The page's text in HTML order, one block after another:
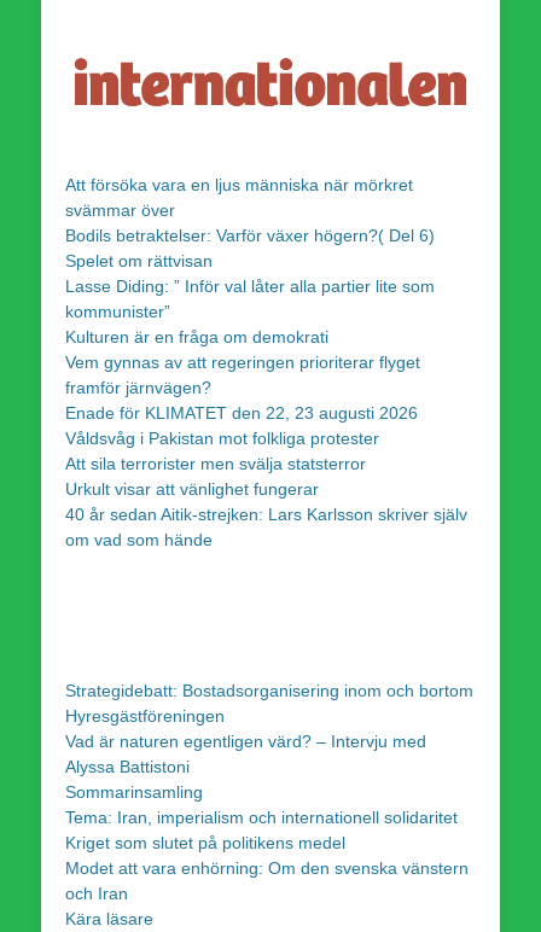
Att försöka vara en ljus människa när mörkret
svämmar över
Bodils betraktelser: Varför växer högern?( Del 6)
Spelet om rättvisan
Lasse Diding: ” Inför val låter alla partier lite som
kommunister”
Kulturen är en fråga om demokrati
Vem gynnas av att regeringen prioriterar flyget
framför järnvägen?
Enade för KLIMATET den 22, 23 augusti 2026
Våldsvåg i Pakistan mot folkliga protester
Att sila terrorister men svälja statsterror
Urkult visar att vänlighet fungerar
40 år sedan Aitik-strejken: Lars Karlsson skriver själv
om vad som hände
Strategidebatt: Bostadsorganisering inom och bortom
Hyresgästföreningen
Vad är naturen egentligen värd? – Intervju med
Alyssa Battistoni
Sommarinsamling
Tema: Iran, imperialism och internationell solidaritet
Kriget som slutet på politikens medel
Modet att vara enhörning: Om den svenska vänstern
och Iran
Kära läsare